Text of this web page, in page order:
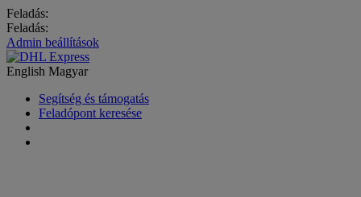
Feladás:
Feladás:
Admin beállítások
English Magyar
Segítség és támogatás
Feladópont keresése